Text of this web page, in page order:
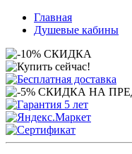
Главная
Душевые кабины